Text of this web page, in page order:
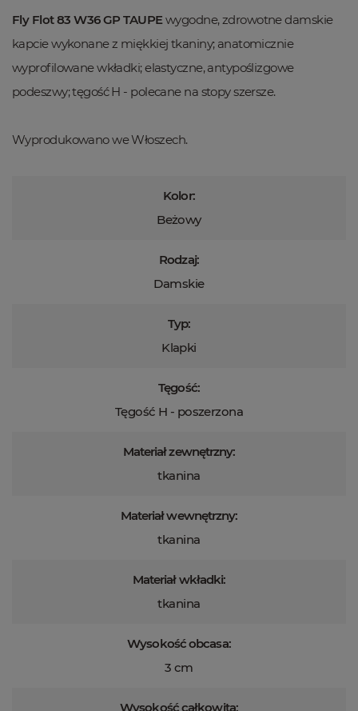
Fly Flot 83 W36 GP TAUPEwygodne, zdrowotne damskie
kapcie wykonane z miękkiej tkaniny; anatomicznie
wyprofilowane wkładki; elastyczne, antypoślizgowe
podeszwy; tęgość H - polecane na stopy szersze.
Wyprodukowano we Włoszech.
Kolor:
Beżowy
Rodzaj:
Damskie
Typ:
Klapki
Tęgość:
Tęgość H - poszerzona
Materiał zewnętrzny:
tkanina
Materiał wewnętrzny:
tkanina
Materiał wkładki:
tkanina
Wysokość obcasa:
3 cm
Wysokość całkowita: